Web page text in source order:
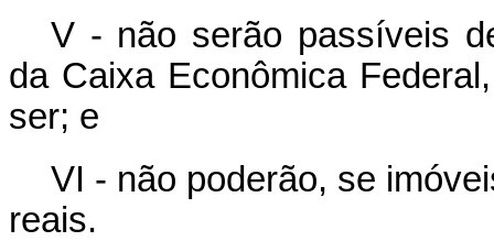
V - não serão passíveis
da Caixa Econômica
ser; e
VI - não poderão, se
reais.